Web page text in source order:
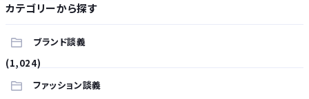
カテゴリーから探す
ブランド談義
(1,024)
ファッション談義